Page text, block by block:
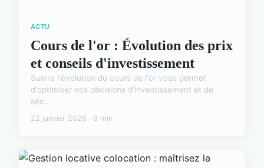
ACTU
Cours de l'or : Évolution des prix
et conseils d'investissement
Suivre l'évolution du cours de l'or vous permet
d'optimiser vos décisions d'investissement et de
séc...
22 janvier 2026 · 8 min